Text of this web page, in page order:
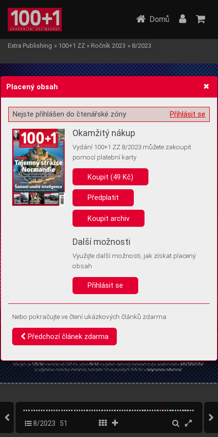
Žádost o souhlas s ukládáním volitelných informací
Pro základní fungování webu nepotřebujeme ukládat žádné informace
(tzv. cookies apod.). Rádi bychom vás ale požádali o souhlas s
uložením volitelných informací:
Anonymní unikátní ID
Díky němu příště poznáme, že se jedná o stejné zařízení, a
Identifikátor je zcela anonymní.
Vaše souhlasy a odmítnutí si ukládáme do vašeho zařízení, abychom se
vás už příště znovu neptali. Můžete je kdykoli později upravit ve Správě
Domů
Extra Publishing » 100+1 ZZ » Ročník 2023 » 8/2023
8/2023 51
Placený obsah
Přihlásit se
Nejste přihlášen do čtenářské zóny
Okamžitý nákup
Vydání 100+1 ZZ 8/2023 můžete zakoupit
pomocí platební karty
Koupit (49 Kč)
Předplatit
Koupit archiv
Další možnosti
Využijte další možnosti, jak získat placený
obsah
Přihlásit se
Nebo pokračujte ve čtení ukázkových článků zdarma
Předchozí článek zdarma